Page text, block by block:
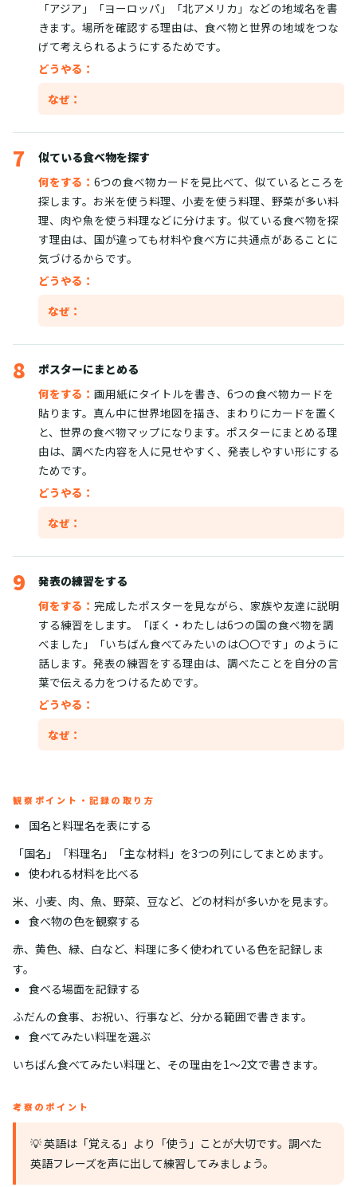
「アジア」「ヨーロッパ」「北アメリカ」などの地域名を書
きます。場所を確認する理由は、食べ物と世界の地域をつな
げて考えられるようにするためです。
どうやる：
なぜ：
7
似ている食べ物を探す
何をする： 6つの食べ物カードを見比べて、似ているところを
探します。お米を使う料理、小麦を使う料理、野菜が多い料
理、肉や魚を使う料理などに分けます。似ている食べ物を探
す理由は、国が違っても材料や食べ方に共通点があることに
気づけるからです。
どうやる：
なぜ：
8
ポスターにまとめる
何をする： 画用紙にタイトルを書き、6つの食べ物カードを
貼ります。真ん中に世界地図を描き、まわりにカードを置く
と、世界の食べ物マップになります。ポスターにまとめる理
由は、調べた内容を人に見せやすく、発表しやすい形にする
ためです。
どうやる：
なぜ：
9
発表の練習をする
何をする： 完成したポスターを見ながら、家族や友達に説明
する練習をします。「ぼく・わたしは6つの国の食べ物を調
べました」「いちばん食べてみたいのは〇〇です」のように
話します。発表の練習をする理由は、調べたことを自分の言
葉で伝える力をつけるためです。
どうやる：
なぜ：
観察ポイント・記録の取り方
国名と料理名を表にする
「国名」「料理名」「主な材料」を3つの列にしてまとめます。
使われる材料を比べる
米、小麦、肉、魚、野菜、豆など、どの材料が多いかを見ます。
食べ物の色を観察する
赤、黄色、緑、白など、料理に多く使われている色を記録しま
す。
食べる場面を記録する
ふだんの食事、お祝い、行事など、分かる範囲で書きます。
食べてみたい料理を選ぶ
いちばん食べてみたい料理と、その理由を1〜2文で書きます。
考察のポイント
💡 英語は「覚える」より「使う」ことが大切です。調べた
英語フレーズを声に出して練習してみましょう。